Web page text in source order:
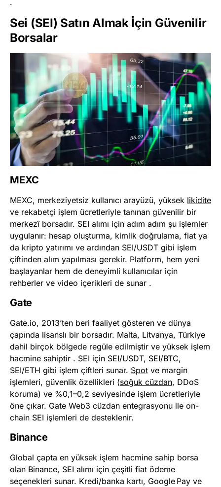
Sei (SEI) Satın Almak İçin Güvenilir
Borsalar
MEXC
MEXC, merkeziyetsiz kullanıcı arayüzü, yüksek likidite
ve rekabetçi işlem ücretleriyle tanınan güvenilir bir
merkezî borsadır. SEI alımı için adım adım şu işlemler
uygulanır: hesap oluşturma, kimlik doğrulama, fiat ya
da kripto yatırımı ve ardından SEI/USDT gibi işlem
çiftinden alım yapılması gerekir. Platform, hem yeni
başlayanlar hem de deneyimli kullanıcılar için
rehberler ve video içerikleri de sunar .
Gate
Gate.io, 2013’ten beri faaliyet gösteren ve dünya
çapında lisanslı bir borsadır. Malta, Litvanya, Türkiye
dahil birçok bölgede regüle edilmiştir ve yüksek işlem
hacmine sahiptir . SEI için SEI/USDT, SEI/BTC,
SEI/ETH gibi işlem çiftleri sunar. Spot ve margin
işlemleri, güvenlik özellikleri (soğuk cüzdan, DDoS
koruma) ve %0,1–0,2 seviyesinde işlem ücretleriyle
öne çıkar. Gate Web3 cüzdan entegrasyonu ile on-
chain SEI işlemleri de desteklenir.
Binance
Global çapta en yüksek işlem hacmine sahip borsa
olan Binance, SEI alımı için çeşitli fiat ödeme
seçenekleri sunar. Kredi/banka kartı, Google Pay ve